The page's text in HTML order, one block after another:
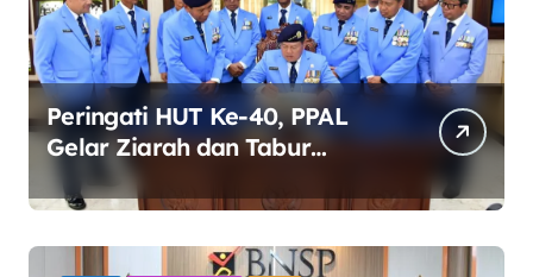
Peringati HUT Ke-40, PPAL
Gelar Ziarah dan Tabur
Bunga di TMP Kalibata